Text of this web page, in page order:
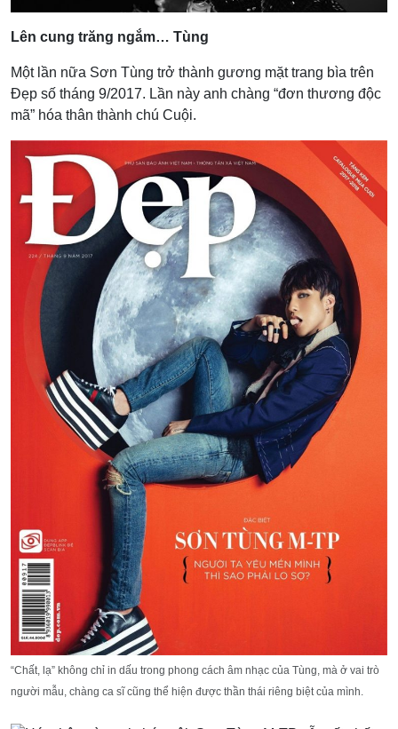
Lên cung trăng ngắm… Tùng
Một lần nữa Sơn Tùng trở thành gương mặt trang bìa trên
Đẹp số tháng 9/2017. Lần này anh chàng “đơn thương độc
mã” hóa thân thành chú Cuội.
“Chất, lạ” không chỉ in dấu trong phong cách âm nhạc của Tùng, mà ở vai trò
người mẫu, chàng ca sĩ cũng thể hiện được thần thái riêng biệt của mình.